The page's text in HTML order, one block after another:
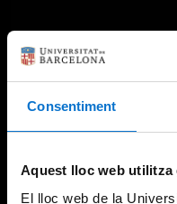
Consentiment
Aquest lloc web utilitza
El lloc web de la